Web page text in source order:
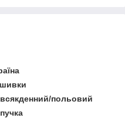
польовий